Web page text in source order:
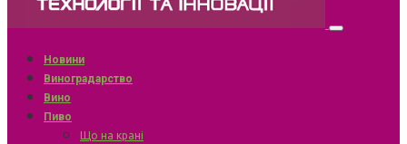
Новини
Виноградарство
Вино
Пиво
Що на крані